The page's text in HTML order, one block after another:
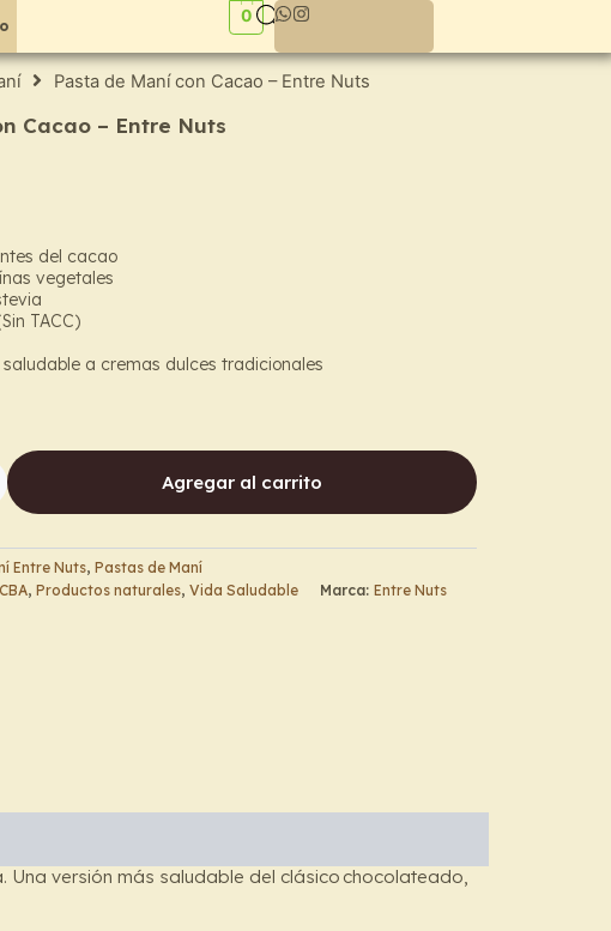
0
Pasta de Maní con Cacao – Entre Nuts
Cacao – Entre Nuts
del cacao
vegetales
TACC)
a cremas dulces tradicionales
Agregar al carrito
Entre Nuts, Pastas de Maní
, Productos naturales, Vida Saludable Marca: Entre Nuts
. Una versión más saludable del clásico chocolateado,